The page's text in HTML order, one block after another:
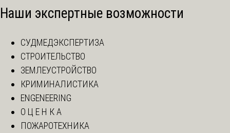
Наши экспертные возможности
СУДМЕДЭКСПЕРТИЗА
СТРОИТЕЛЬСТВО
ЗЕМЛЕУСТРОЙСТВО
КРИМИНАЛИСТИКА
ENGENEERING
О Ц Е Н К А
ПОЖАРОТЕХНИКА